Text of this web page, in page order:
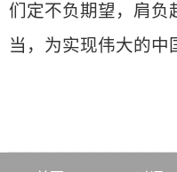
们定不负期望，肩负
当，为实现伟大的中